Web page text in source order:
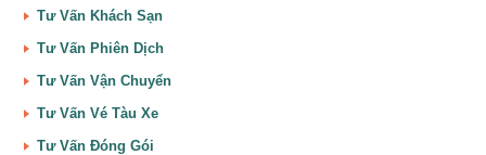
Tư Vấn Khách Sạn
Tư Vấn Phiên Dịch
Tư Vấn Vận Chuyển
Tư Vấn Vé Tàu Xe
Tư Vấn Đóng Gói